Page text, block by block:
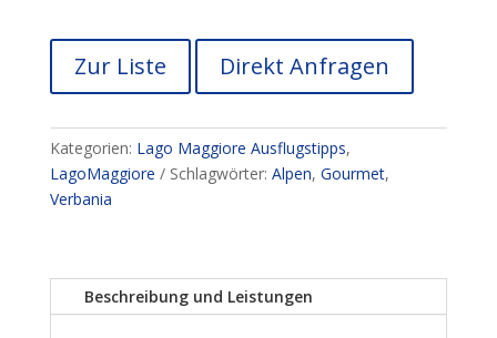
Zur Liste Direkt Anfragen
Kategorien: Lago Maggiore Ausflugstipps,
LagoMaggiore
Schlagwörter: Alpen, Gourmet,
Verbania
Beschreibung und Leistungen